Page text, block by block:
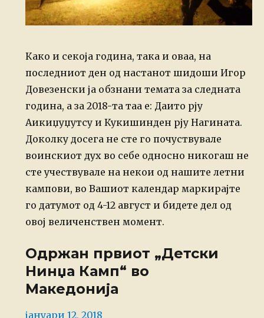
Како и секоја година, така и оваа, на
последниот ден од настанот шидоши Игор
Довезенски ја обзнани темата за следната
година, а за 2018-та таа е: Даито рју
Аикиџуџутсу и Кукишинден рју Нагината.
Доколку досега не сте го почуствувале
воинскиот дух во себе односно никогаш не
сте учествувале на некои од нашите летни
кампови, во Вашиот календар маркирајте
го датумот од 4-12 август и бидете дел од
овој величенствен момент.
Одржан првиот „Детски
Нинџа Камп“ во
Македонија
Posted
јануари 12, 2018